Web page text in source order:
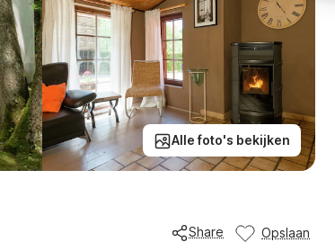
Alle foto's bekijken
Share Opslaan